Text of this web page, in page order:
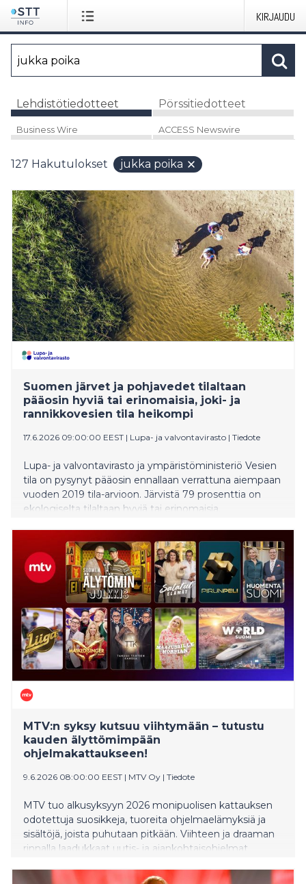
KIRJAUDU
Lehdistötiedotteet Pörssitiedotteet
Business Wire ACCESS Newswire
127 Hakutulokset jukka poika
Suomen järvet ja pohjavedet tilaltaan
pääosin hyviä tai erinomaisia, joki- ja
rannikkovesien tila heikompi
17.6.2026 09:00:00 EEST | Lupa- ja valvontavirasto | Tiedote
Lupa- ja valvontavirasto ja ympäristöministeriö Vesien
tila on pysynyt pääosin ennallaan verrattuna aiempaan
vuoden 2019 tila-arvioon. Järvistä 79 prosenttia on
ekologiselta tilaltaan hyviä tai erinomaisia.
joista 55 prosenttia on hyvässä tai erinomaisessa
tilassa. Pohjavesialueista 97 prosenttia on hyvässä
kemiallisessa tilassa. Pohjavesien kemiallisessa tilassa
on nähtävissä pientä heikentymistä.
MTV:n syksy kutsuu viihtymään – tutustu
kauden älyttömimpään
ohjelmakattaukseen!
9.6.2026 08:00:00 EEST | MTV Oy | Tiedote
MTV tuo alkusyksyyn 2026 monipuolisen kattauksen
odotettuja suosikkeja, tuoreita ohjelmaelämyksiä ja
sisältöjä, joista puhutaan pitkään. Viihteen ja draaman
rinnalla laadukkaat uutis- ja ajankohtaisohjelmat
urheilun ystäville on luvassa elämyksiä kotimaan